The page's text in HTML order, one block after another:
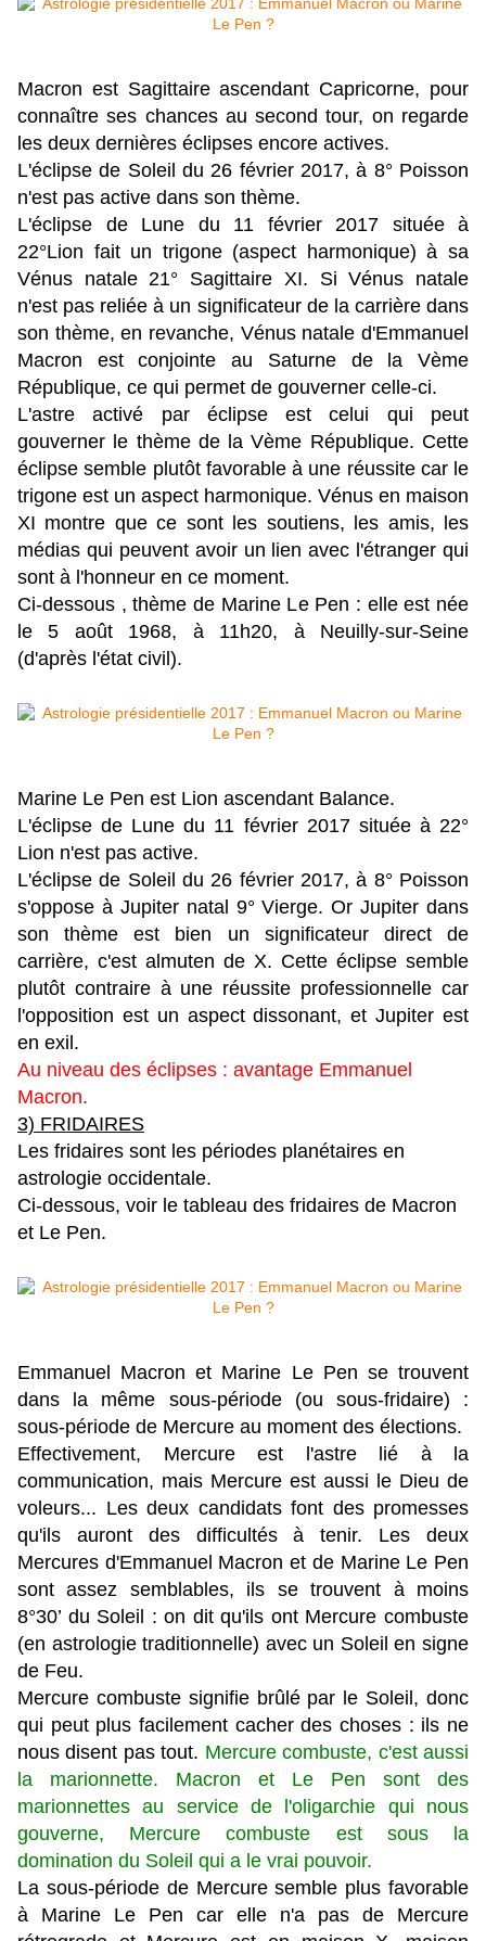
Macron est Sagittaire ascendant Capricorne, pour
connaître ses chances au second tour, on regarde
les deux dernières éclipses encore actives.
L'éclipse de Soleil du 26 février 2017, à 8° Poisson
n'est pas active dans son thème.
L'éclipse de Lune du 11 février 2017 située à
22°Lion fait un trigone (aspect harmonique) à sa
Vénus natale 21° Sagittaire XI. Si Vénus natale
n'est pas reliée à un significateur de la carrière dans
son thème, en revanche, Vénus natale d'Emmanuel
Macron est conjointe au Saturne de la Vème
République, ce qui permet de gouverner celle-ci.
L'astre activé par éclipse est celui qui peut
gouverner le thème de la Vème République. Cette
éclipse semble plutôt favorable à une réussite car le
trigone est un aspect harmonique. Vénus en maison
XI montre que ce sont les soutiens, les amis, les
médias qui peuvent avoir un lien avec l'étranger qui
sont à l'honneur en ce moment.
Ci-dessous , thème de Marine Le Pen : elle est née
le 5 août 1968, à 11h20, à Neuilly-sur-Seine
(d'après l'état civil).
Marine Le Pen est Lion ascendant Balance.
L'éclipse de Lune du 11 février 2017 située à 22°
Lion n'est pas active.
L'éclipse de Soleil du 26 février 2017, à 8° Poisson
s'oppose à Jupiter natal 9° Vierge. Or Jupiter dans
son thème est bien un significateur direct de
carrière, c'est almuten de X. Cette éclipse semble
plutôt contraire à une réussite professionnelle car
l'opposition est un aspect dissonant, et Jupiter est
en exil.
Au niveau des éclipses : avantage Emmanuel
Macron.
3) FRIDAIRES
Les fridaires sont les périodes planétaires en
astrologie occidentale.
Ci-dessous, voir le tableau des fridaires de Macron
et Le Pen.
Emmanuel Macron et Marine Le Pen se trouvent
dans la même sous-période (ou sous-fridaire) :
sous-période de Mercure au moment des élections.
Effectivement, Mercure est l'astre lié à la
communication, mais Mercure est aussi le Dieu de
voleurs... Les deux candidats font des promesses
qu'ils auront des difficultés à tenir. Les deux
Mercures d'Emmanuel Macron et de Marine Le Pen
sont assez semblables, ils se trouvent à moins
8°30’ du Soleil : on dit qu'ils ont Mercure combuste
(en astrologie traditionnelle) avec un Soleil en signe
de Feu.
Mercure combuste signifie brûlé par le Soleil, donc
qui peut plus facilement cacher des choses : ils ne
nous disent pas tout. Mercure combuste, c'est aussi
la marionnette. Macron et Le Pen sont des
marionnettes au service de l'oligarchie qui nous
gouverne, Mercure combuste est sous la
domination du Soleil qui a le vrai pouvoir.
La sous-période de Mercure semble plus favorable
à Marine Le Pen car elle n'a pas de Mercure